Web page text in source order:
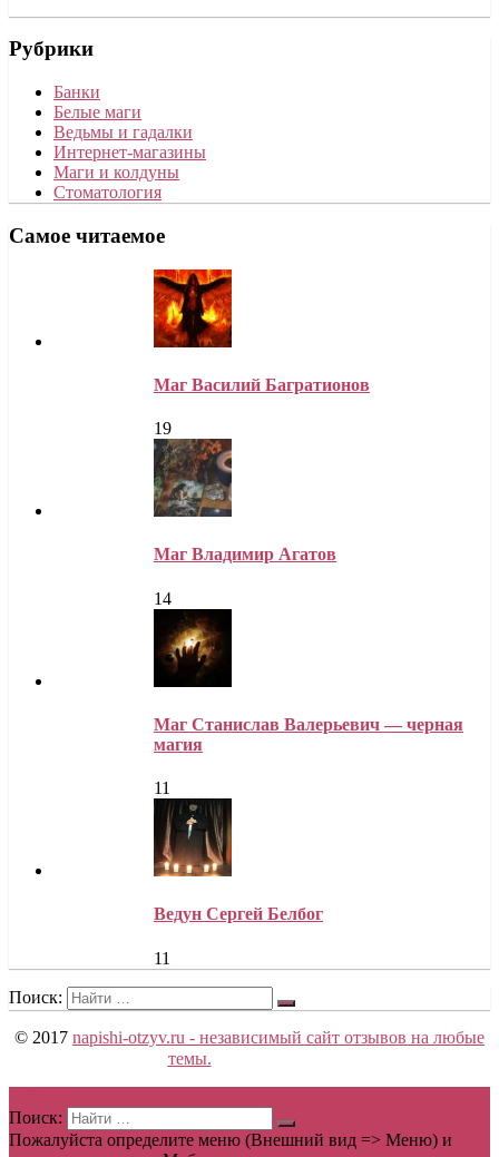
Рубрики
Банки
Белые маги
Ведьмы и гадалки
Интернет-магазины
Маги и колдуны
Стоматология
Самое читаемое
Маг Василий Багратионов
19
Маг Владимир Агатов
14
Маг Станислав Валерьевич — черная
магия
11
Ведун Сергей Белбог
11
Поиск:
© 2017 napishi-otzyv.ru - независимый сайт отзывов на любые
темы.
Поиск:
Пожалуйста определите меню (Внешний вид => Меню) и